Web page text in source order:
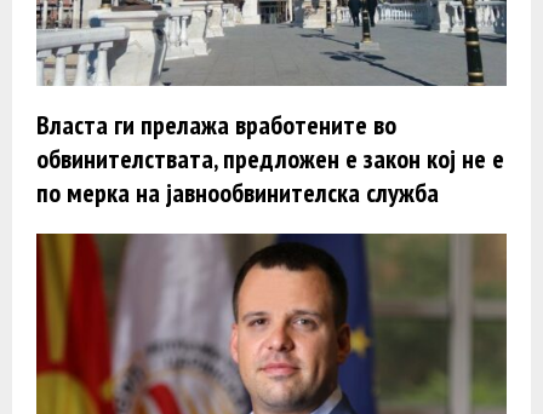
Власта ги прелажа вработените во
обвинителствата, предложен е закон кој не е
по мерка на јавнообвинителска служба